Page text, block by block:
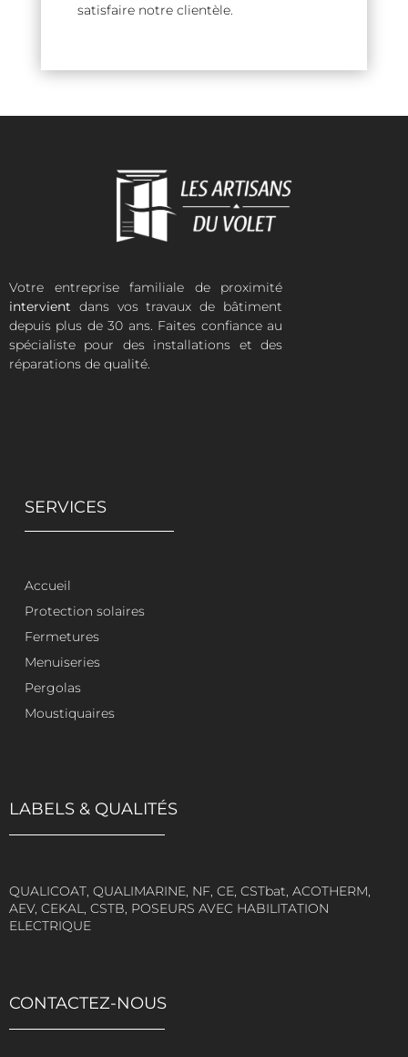
satisfaire notre clientèle.
Votre entreprise familiale de proximité
intervient dans vos travaux de bâtiment
depuis plus de 30 ans. Faites confiance au
spécialiste pour des installations et des
réparations de qualité.
SERVICES
Accueil
Protection solaires
Fermetures
Menuiseries
Pergolas
Moustiquaires
LABELS & QUALITÉS
QUALICOAT, QUALIMARINE, NF, CE, CSTbat, ACOTHERM,
AEV, CEKAL, CSTB, POSEURS AVEC HABILITATION
ELECTRIQUE
CONTACTEZ-NOUS
Mentions Légales
Plan du Site
Création site internet | VEONEO |